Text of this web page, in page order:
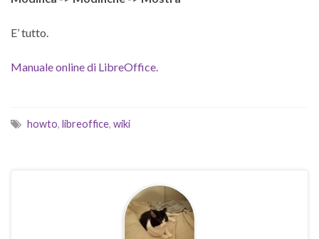
E’ tutto.
Manuale online di LibreOffice.
howto, libreoffice, wiki